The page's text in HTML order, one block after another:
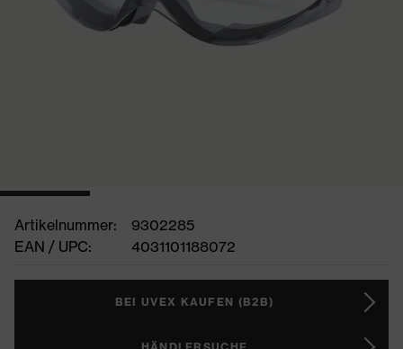
Artikelnummer:
9302285
EAN / UPC:
4031101188072
BEI UVEX KAUFEN (B2B)